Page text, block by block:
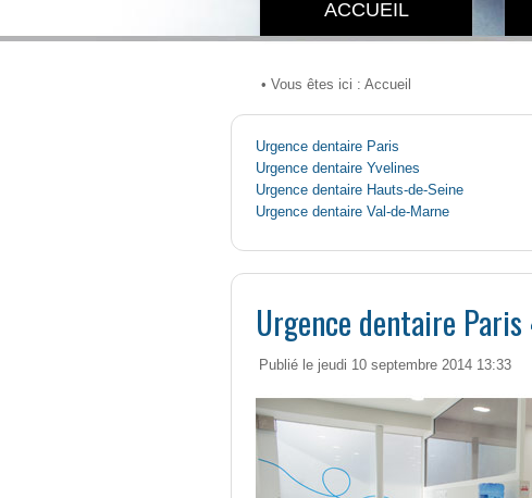
ACCUEIL
• Vous êtes ici : Accueil
Urgence dentaire Paris
Urgence dentaire Yvelines
Urgence dentaire Hauts-de-Seine
Urgence dentaire Val-de-Marne
Urgence dentaire Paris
Publié le jeudi 10 septembre 2014 13:33